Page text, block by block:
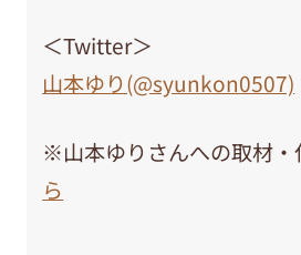
＜Twitter＞
山本ゆり(@syunkon0507)
※山本ゆりさんへの取材・
ら